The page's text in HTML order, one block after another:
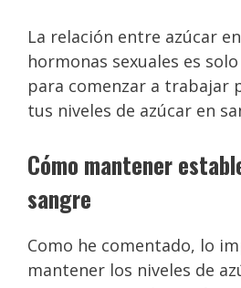
La relación entre azúcar
hormonas sexuales es
para comenzar a trabajar
tus niveles de azúcar en
Cómo mantener
sangre
Como he comentado, lo
mantener los niveles de